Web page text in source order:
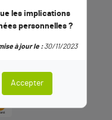
les implications
personnelles ?
Accepter
à jour le :30/11/2023